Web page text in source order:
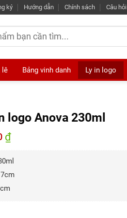
ký Hướng dẫn Chính sách Câu hỏi
lê Bảng vinh danh Ly in logo
logo Anova 230ml
₫Giá
hiện
4,500 ₫.